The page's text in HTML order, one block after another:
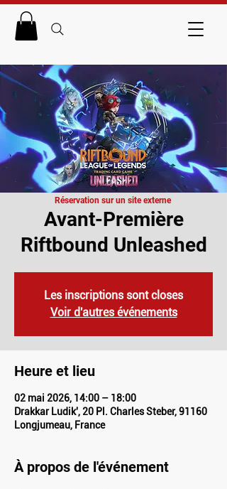
Avant-Première
Riftbound Unleashed
Les inscriptions sont closes
Voir d'autres événements
Heure et lieu
02 mai 2026, 14:00 – 18:00
Drakkar Ludik', 20 Pl. Charles Steber, 91160
Longjumeau, France
À propos de l'événement
Réservation sur un site externe